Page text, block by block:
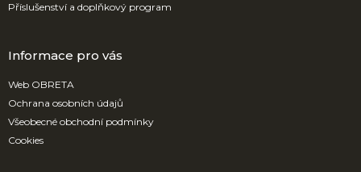
Příslušenství a doplňkový program
Informace pro vás
Web OBRETA
Ochrana osobních údajů
Všeobecné obchodní podmínky
Cookies